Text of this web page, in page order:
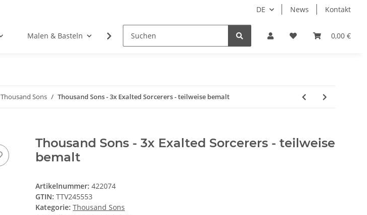
DE News Kontakt
0,00 €
Malen & Basteln Rollenspiele Tabletop Zubehör Hersteller
Thousand Sons Thousand Sons - 3x Exalted Sorcerers - teilweise bemalt
Thousand Sons - 3x Exalted Sorcerers - teilweise
bemalt
Artikelnummer: 422074
GTIN: TTV245553
Kategorie: Thousand Sons